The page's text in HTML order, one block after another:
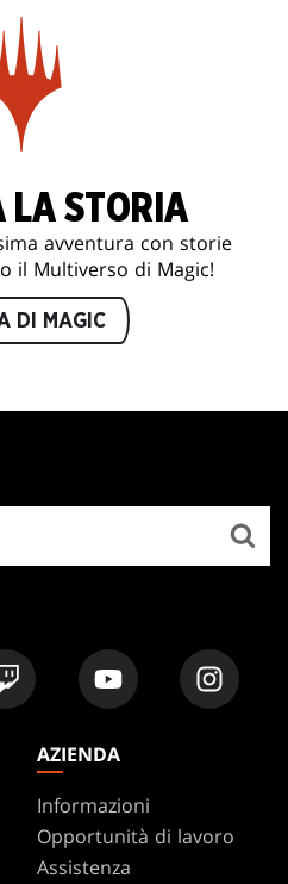
LA STORIA
avventura con storie
il Multiverso di Magic!
DI MAGIC
AZIENDA
Informazioni
Opportunità di lavoro
Assistenza